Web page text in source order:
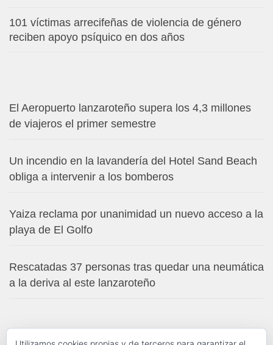
101 víctimas arrecifeñas de violencia de género
reciben apoyo psíquico en dos años
El Aeropuerto lanzaroteño supera los 4,3 millones
de viajeros el primer semestre
Un incendio en la lavandería del Hotel Sand Beach
obliga a intervenir a los bomberos
Yaiza reclama por unanimidad un nuevo acceso a la
playa de El Golfo
Rescatadas 37 personas tras quedar una neumática
a la deriva al este lanzaroteño